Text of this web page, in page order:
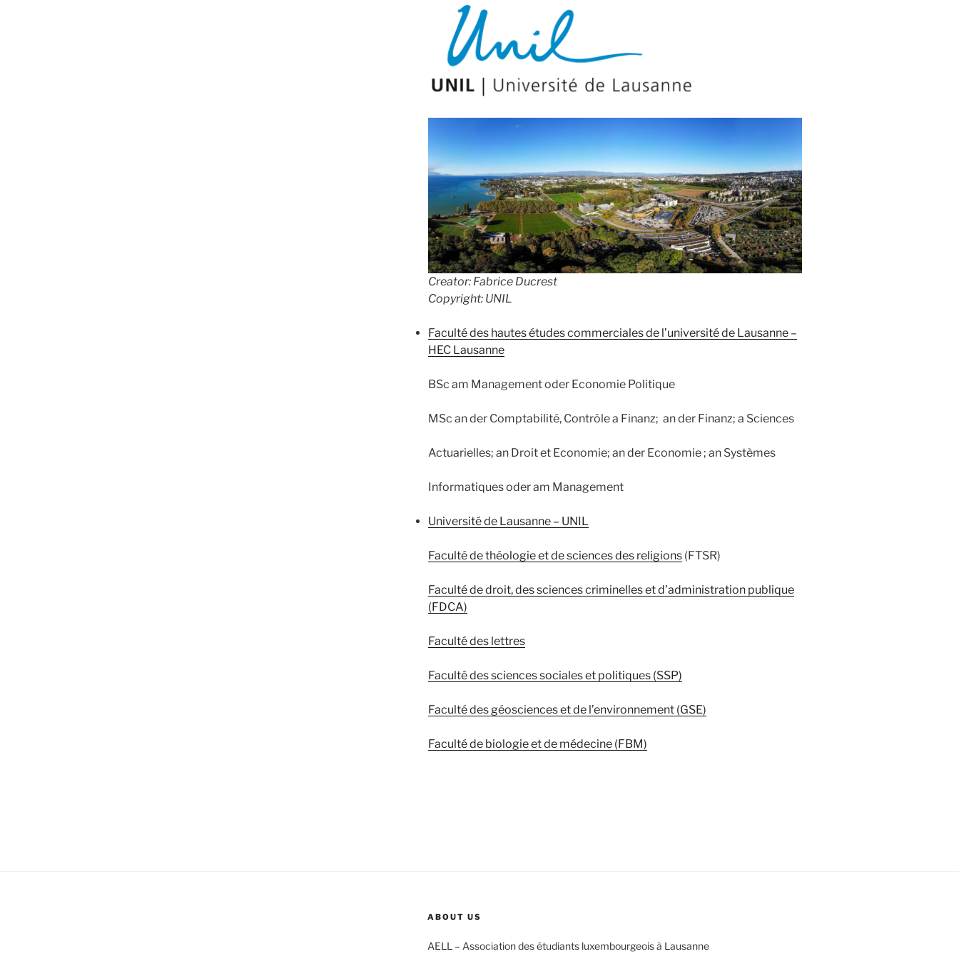
Creator: Fabrice Ducrest
Copyright: UNIL
Faculté des hautes études commerciales de l’université de Lausanne –
HEC Lausanne
BSc am Management oder Economie Politique
MSc an der Comptabilité, Contrôle a Finanz; an der Finanz; a Sciences
Actuarielles; an Droit et Economie; an der Economie ; an Systèmes
Informatiques oder am Management
Université de Lausanne – UNIL
Faculté de théologie et de sciences des religions(FTSR)
Faculté de droit, des sciences criminelles et d’administration publique
(FDCA)
Faculté des lettres
Faculté des sciences sociales et politiques (SSP)
Faculté des géosciences et de l’environnement (GSE)
Faculté de biologie et de médecine (FBM)
ABOUT US
AELL – Association des étudiants luxembourgeois à Lausanne